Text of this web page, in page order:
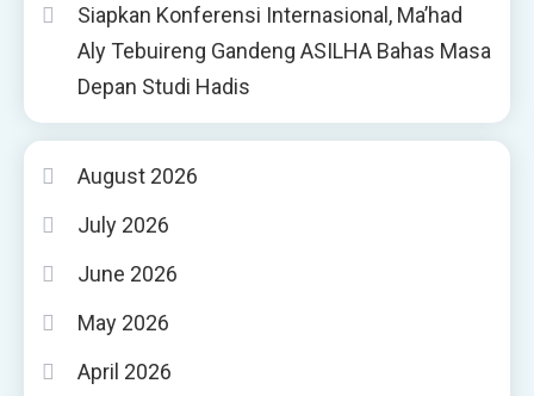
Siapkan Konferensi Internasional, Ma’had
Aly Tebuireng Gandeng ASILHA Bahas Masa
Depan Studi Hadis
August 2026
July 2026
June 2026
May 2026
April 2026